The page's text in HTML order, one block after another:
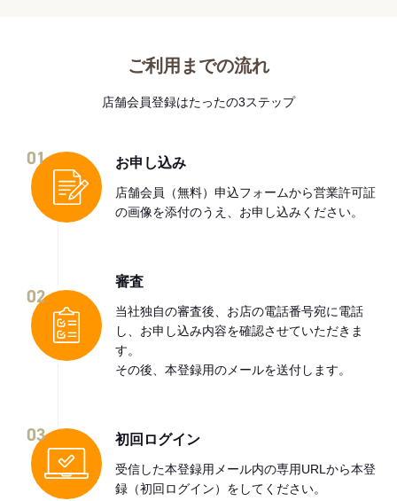
ご利用までの流れ
店舗会員登録はたったの3ステップ
01 お申し込み
店舗会員（無料）申込フォームから営業許可証
の画像を添付のうえ、お申し込みください。
02
審査
当社独自の審査後、お店の電話番号宛に電話
し、お申し込み内容を確認させていただきま
す。
その後、本登録用のメールを送付します。
03 初回ログイン
受信した本登録用メール内の専用URLから本登
録（初回ログイン）をしてください。